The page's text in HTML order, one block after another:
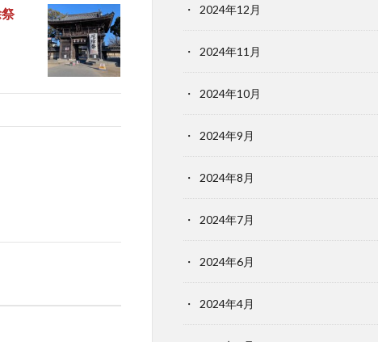
2024年12月
2024年11月
2024年10月
2024年9月
2024年8月
2024年7月
2024年6月
2024年4月